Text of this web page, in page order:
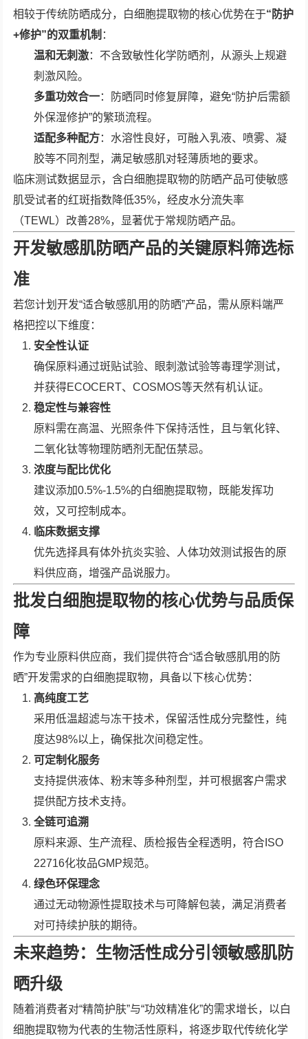
相较于传统防晒成分，白细胞提取物的核心优势在于“防护
+修护”的双重机制 ：
温和无刺激：不含致敏性化学防晒剂，从源头上规避
刺激风险。
多重功效合一：防晒同时修复屏障，避免“防护后需额
外保湿修护”的繁琐流程。
适配多种配方：水溶性良好，可融入乳液、喷雾、凝
胶等不同剂型，满足敏感肌对轻薄质地的要求。
临床测试数据显示，含白细胞提取物的防晒产品可使敏感
肌受试者的红斑指数降低35%，经皮水分流失率
（TEWL）改善28%，显著优于常规防晒产品。
开发敏感肌防晒产品的关键原料筛选标
准
若您计划开发“适合敏感肌用的防晒”产品，需从原料端严
格把控以下维度：
安全性认证
确保原料通过斑贴试验、眼刺激试验等毒理学测试，
并获得ECOCERT、COSMOS等天然有机认证。
稳定性与兼容性
原料需在高温、光照条件下保持活性，且与氧化锌、
二氧化钛等物理防晒剂无配伍禁忌。
浓度与配比优化
建议添加0.5%-1.5%的白细胞提取物，既能发挥功
效，又可控制成本。
临床数据支撑
优先选择具有体外抗炎实验、人体功效测试报告的原
料供应商，增强产品说服力。
批发白细胞提取物的核心优势与品质保
障
作为专业原料供应商，我们提供符合“适合敏感肌用的防
晒”开发需求的白细胞提取物，具备以下核心优势：
高纯度工艺
采用低温超滤与冻干技术，保留活性成分完整性，纯
度达98%以上，确保批次间稳定性。
可定制化服务
支持提供液体、粉末等多种剂型，并可根据客户需求
提供配方技术支持。
全链可追溯
原料来源、生产流程、质检报告全程透明，符合ISO
22716化妆品GMP规范。
绿色环保理念
通过无动物源性提取技术与可降解包装，满足消费者
对可持续护肤的期待。
未来趋势：生物活性成分引领敏感肌防
晒升级
随着消费者对“精简护肤”与“功效精准化”的需求增长，以白
细胞提取物为代表的生物活性原料，将逐步取代传统化学